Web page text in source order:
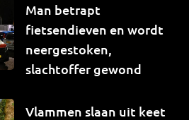
Man betrapt
fietsendieven en wordt
neergestoken,
slachtoffer gewond
Vlammen slaan uit keet